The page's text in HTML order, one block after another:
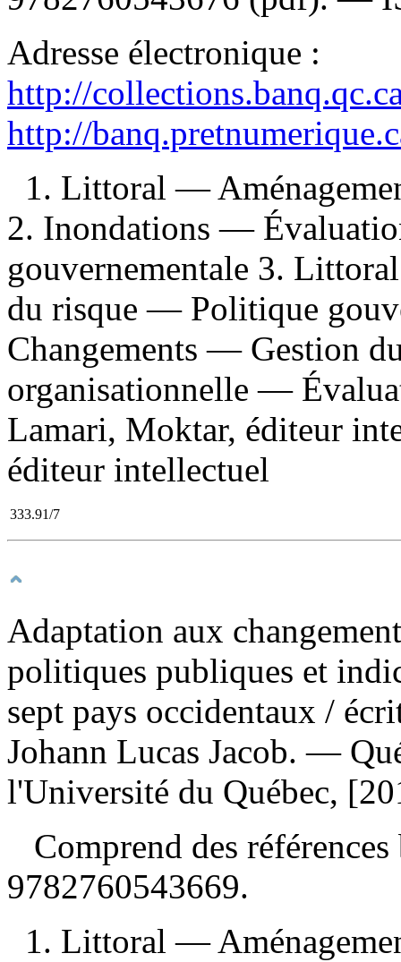
Adresse électronique :
http://
http://
1. Littoral —
2. Inondations —
gouvernementale 3.
du risque — Politique
Changements — Gestion
organisationnelle —
Lamari, Moktar, éditeur
éditeur intellectuel
333.91/7
Adaptation aux
politiques publiques et
sept pays occidentaux /
Johann Lucas Jacob. —
l'Université du Québec,
Comprend des
9782760543669.
1. Littoral —